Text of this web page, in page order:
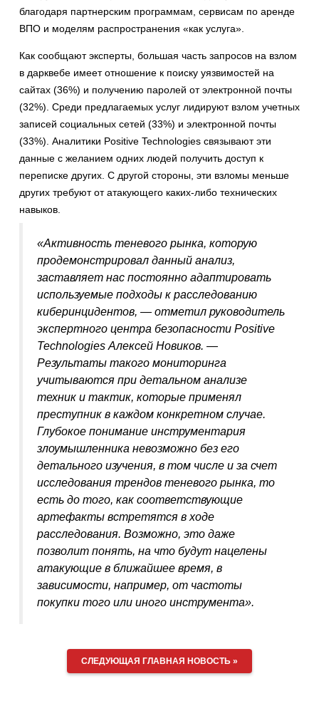
благодаря партнерским программам, сервисам по аренде
ВПО и моделям распространения «как услуга».
Как сообщают эксперты, большая часть запросов на взлом
в дарквебе имеет отношение к поиску уязвимостей на
сайтах (36%) и получению паролей от электронной почты
(32%). Среди предлагаемых услуг лидируют взлом учетных
записей социальных сетей (33%) и электронной почты
(33%). Аналитики Positive Technologies связывают эти
данные с желанием одних людей получить доступ к
переписке других. С другой стороны, эти взломы меньше
других требуют от атакующего каких-либо технических
навыков.
«Активность теневого рынка, которую
продемонстрировал данный анализ,
заставляет нас постоянно адаптировать
используемые подходы к расследованию
киберинцидентов, ― отметил руководитель
экспертного центра безопасности Positive
Technologies Алексей Новиков. ―
Результаты такого мониторинга
учитываются при детальном анализе
техник и тактик, которые применял
преступник в каждом конкретном случае.
Глубокое понимание инструментария
злоумышленника невозможно без его
детального изучения, в том числе и за счет
исследования трендов теневого рынка, то
есть до того, как соответствующие
артефакты встретятся в ходе
расследования. Возможно, это даже
позволит понять, на что будут нацелены
атакующие в ближайшее время, в
зависимости, например, от частоты
покупки того или иного инструмента».
СЛЕДУЮЩАЯ ГЛАВНАЯ НОВОСТЬ »